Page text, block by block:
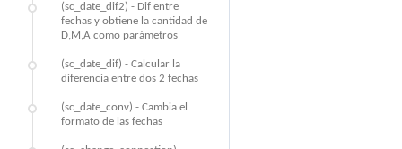
(sc_date_dif2) - Dif entre
fechas y obtiene la cantidad de
D,M,A como parámetros
(sc_date_dif) - Calcular la
diferencia entre dos 2 fechas
(sc_date_conv) - Cambia el
formato de las fechas